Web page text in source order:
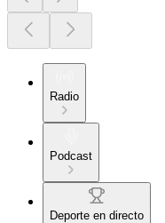
Radio
Podcast
Deporte en directo